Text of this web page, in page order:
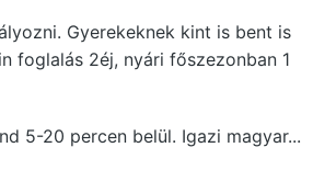
Gyerekeknek kint is bent is
foglalás 2éj, nyári főszezonban 1
5-20 percen belül. Igazi magyar...